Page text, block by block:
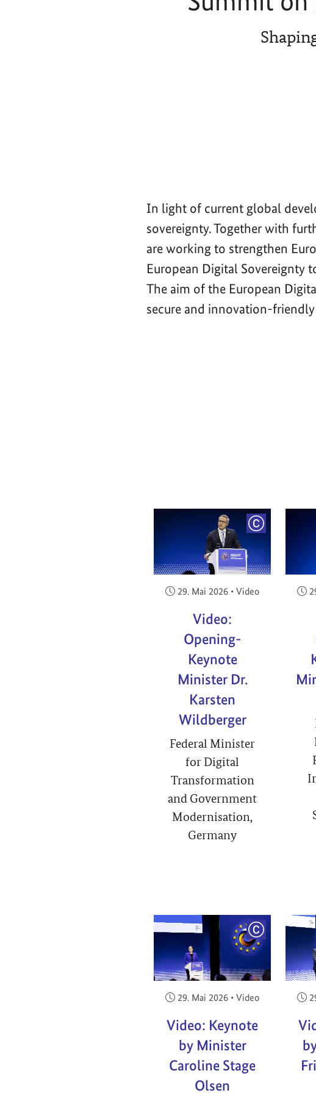
In light of current global
sovereignty. Together with
are working to strengthen
European Digital Sovereignty
The aim of the European
secure and innovation-
COPYRIGHT
Veröffentlicht am:
29. Mai 2026 • Video
Video:
Opening-
Keynote
Minister Dr.
Karsten
Wildberger
Federal Minister
for Digital
Transformation
and Government
Modernisation,
Germany
COPYRIGHT
Veröffentlicht am:
29. Mai 2026 • Video
Video: Keynote
by Minister
Caroline Stage
Olsen